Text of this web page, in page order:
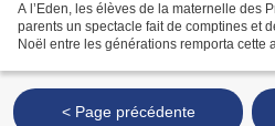
A l’Eden, les élèves de la maternelle des
parents un spectacle fait de comptines et
Noël entre les générations remporta cette
< Page précédente